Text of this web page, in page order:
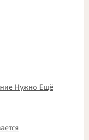
Нужно Ещё